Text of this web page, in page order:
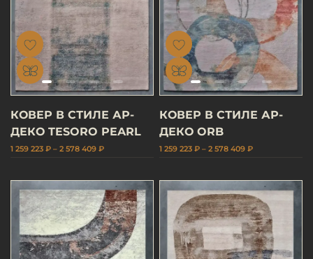
КОВЕР В СТИЛЕ АР-
ДЕКО TESORO PEARL
1 259 223 ₽ – 2 578 409 ₽
КОВЕР В СТИЛЕ АР-
ДЕКО ORB
1 259 223 ₽ – 2 578 409 ₽